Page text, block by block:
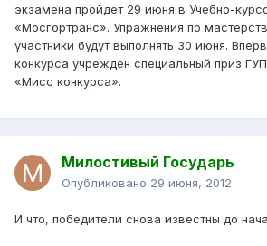
экзамена пройдет 29 июня в Учебно-
«Мосгортранс». Упражнения по
участники будут выполнять 30 июня.
конкурса учрежден специальный приз
«Мисс конкурса».
Милостивый Государь
Опубликовано 29 июня, 2012
И что, победители снова известны до